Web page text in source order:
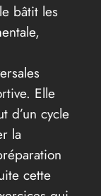
bâtit les
Elle
d’un cycle
la
cette